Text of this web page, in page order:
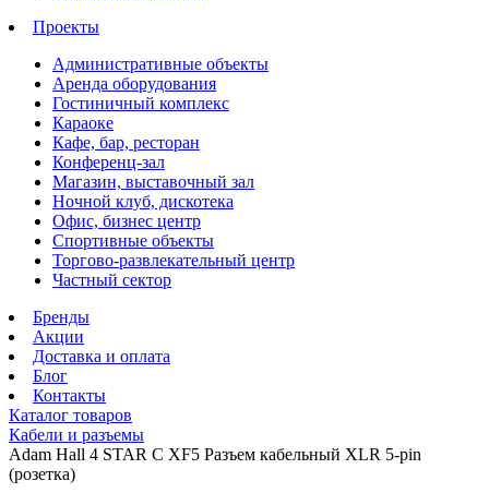
Проекты
Административные объекты
Аренда оборудования
Гостиничный комплекс
Караоке
Кафе, бар, ресторан
Конференц-зал
Магазин, выставочный зал
Ночной клуб, дискотека
Офис, бизнес центр
Спортивные объекты
Торгово-развлекательный центр
Частный сектор
Бренды
Акции
Доставка и оплата
Блог
Контакты
Каталог товаров
Кабели и разъемы
Adam Hall 4 STAR C XF5 Разъем кабельный XLR 5-pin
(розетка)